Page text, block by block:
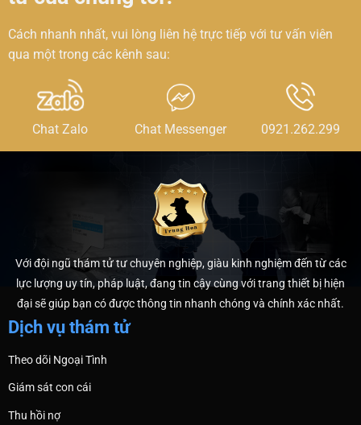
Cách nhanh nhất, vui lòng liên hệ trực tiếp với tư vấn viên
qua một trong các kênh sau:
Chat Zalo Chat Messenger 0921.262.299
Với đội ngũ thám tử tư chuyên nghiệp, giàu kinh nghiệm đến từ các
lực lượng uy tín, pháp luật, đang tin cậy cùng với trang thiết bị hiện
đại sẽ giúp bạn có được thông tin nhanh chóng và chính xác nhất.
Dịch vụ thám tử
Theo dõi Ngoại Tình
Giám sát con cái
Thu hồi nợ